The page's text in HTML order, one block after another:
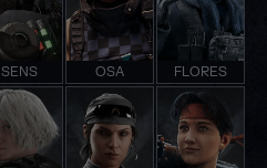
SENS OSA FLORES